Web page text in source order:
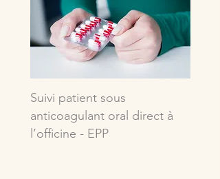
Suivi patient sous
anticoagulant oral direct à
l’officine - EPP